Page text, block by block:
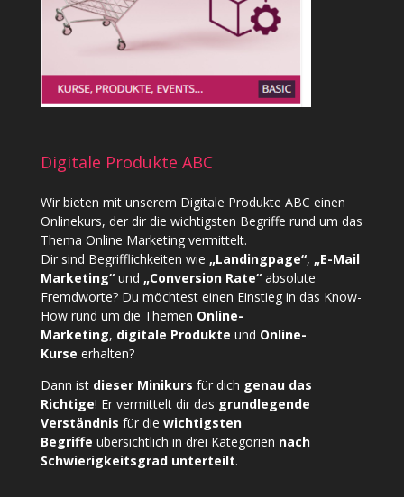
Digitale Produkte ABC
Wir bieten mit unserem Digitale Produkte ABC einen
Onlinekurs, der dir die wichtigsten Begriffe rund um das
Thema Online Marketing vermittelt.
Dir sind Begrifflichkeiten wie „Landingpage“, „E-Mail
Marketing“und „Conversion Rate“absolute
Fremdworte? Du möchtest einen Einstieg in das Know-
How rund um die Themen Online-
Marketing, digitale Produkte und Online-
Kurse erhalten?
Dann ist dieser Minikurs für dich genau das
Richtige! Er vermittelt dir das grundlegende
Verständnis für die wichtigsten
Begriffe übersichtlich in drei Kategorien nach
Schwierigkeitsgrad unterteilt.